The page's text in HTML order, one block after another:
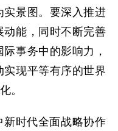
实景图。要深入推进
能，同时不断完善
事务中的影响力，
实现平等有序的世界
。
时代全面战略协作